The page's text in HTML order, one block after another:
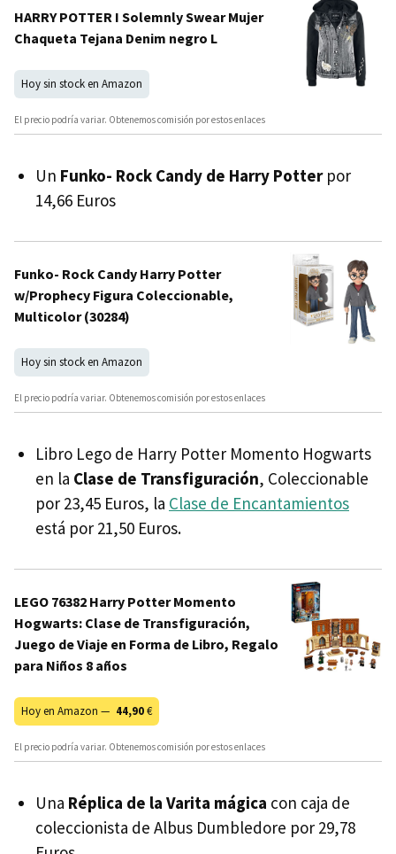
HARRY POTTER I Solemnly Swear Mujer
Chaqueta Tejana Denim negro L
Hoy sin stock en Amazon
El precio podría variar. Obtenemos comisión por estos enlaces
Un Funko- Rock Candy de Harry Potterpor
14,66 Euros
Funko- Rock Candy Harry Potter
w/Prophecy Figura Coleccionable,
Multicolor (30284)
Hoy sin stock en Amazon
El precio podría variar. Obtenemos comisión por estos enlaces
Libro Lego de Harry Potter Momento Hogwarts
en la Clase de Transfiguración, Coleccionable
por 23,45 Euros, la Clase de Encantamientos
está por 21,50 Euros.
LEGO 76382 Harry Potter Momento
Hogwarts: Clase de Transfiguración,
Juego de Viaje en Forma de Libro, Regalo
para Niños 8 años
Hoy en Amazon — 44,90€
El precio podría variar. Obtenemos comisión por estos enlaces
Una Réplica de la Varita mágica con caja de
coleccionista de Albus Dumbledore por 29,78